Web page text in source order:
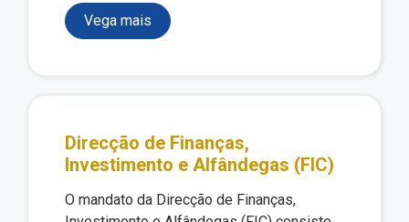
Vega mais
Direcção de Finanças,
Investimento e Alfândegas (FIC)
O mandato da Direcção de Finanças,